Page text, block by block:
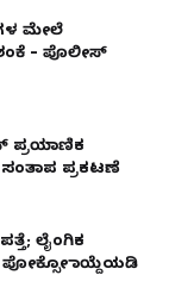
ಮೇಲೆ
– ಪೊಲೀಸ್
ಪ್ರಯಾಣಿಕ
ಪ್ರಕಟಣೆ
ಲೈಂಗಿಕ
ಕಾಯ್ದೆಯಡಿ